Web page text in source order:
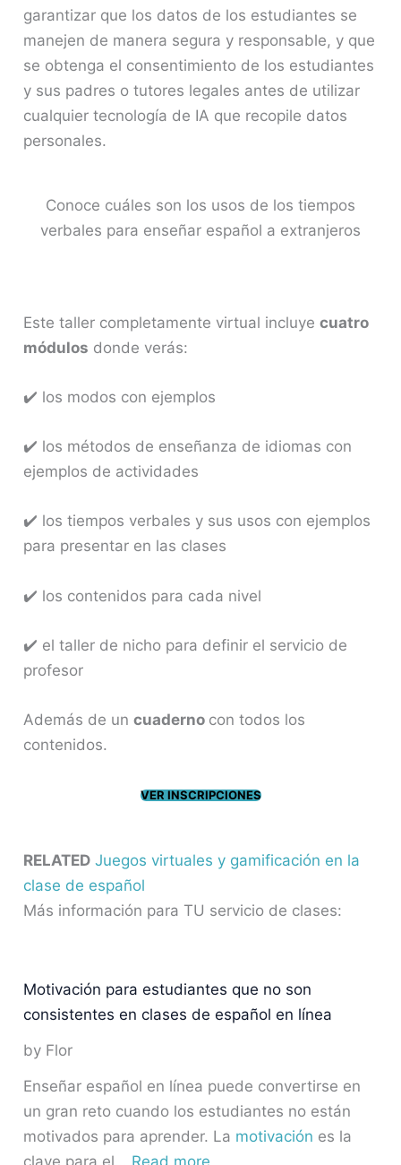
garantizar que los datos de los estudiantes se
manejen de manera segura y responsable, y que
se obtenga el consentimiento de los estudiantes
y sus padres o tutores legales antes de utilizar
cualquier tecnología de IA que recopile datos
personales.
Conoce cuáles son los usos de los tiempos
verbales para enseñar español a extranjeros
Este taller completamente virtual incluyecuatro
módulos donde verás:
✔️ los modos con ejemplos
✔️ los métodos de enseñanza de idiomas con
ejemplos de actividades
✔️ los tiempos verbales y sus usos con ejemplos
para presentar en las clases
✔️ los contenidos para cada nivel
✔️ el taller de nicho para definir el servicio de
profesor
Además de uncuaderno con todos los
contenidos.
VER INSCRIPCIONES
RELATED Juegos virtuales y gamificación en la
clase de español
Más información para TU servicio de clases:
Motivación para estudiantes que no son
consistentes en clases de español en línea
by Flor
Enseñar español en línea puede convertirse en
un gran reto cuando los estudiantes no están
motivados para aprender. La motivación es la
clave para el… Read more